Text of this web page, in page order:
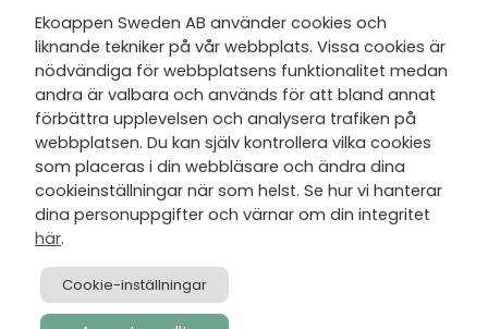
Jag har tagit del av Ekoappens
personuppgifts- och
integritetspolicyoch tar gärna del
av nyheter, hälsotips och exklusiva
erbjudanden via min e-post.
Ekoappen Sweden AB använder cookies och
liknande tekniker på vår webbplats. Vissa cookies är
nödvändiga för webbplatsens funktionalitet medan
andra är valbara och används för att bland annat
förbättra upplevelsen och analysera trafiken på
webbplatsen. Du kan själv kontrollera vilka cookies
som placeras i din webbläsare och ändra dina
cookieinställningar när som helst. Se hur vi hanterar
dina personuppgifter och värnar om din integritet
här.
Cookie-inställningar